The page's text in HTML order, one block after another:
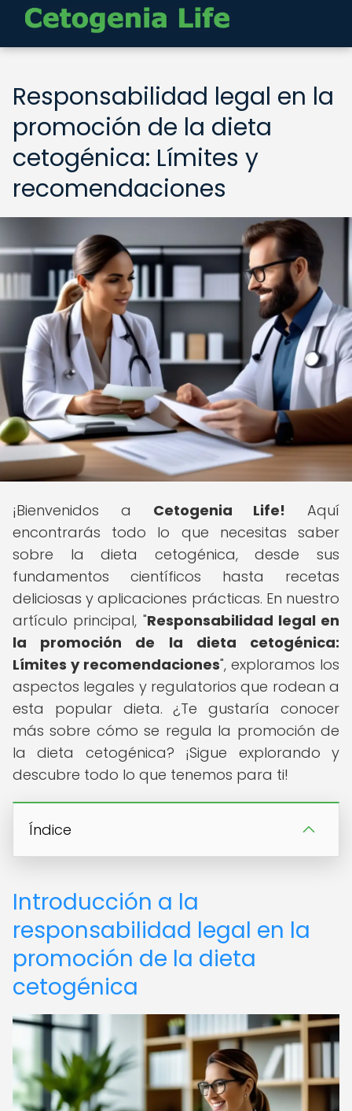
Responsabilidad legal en la
promoción de la dieta
cetogénica: Límites y
recomendaciones
¡Bienvenidos a Cetogenia Life! Aquí
encontrarás todo lo que necesitas saber
sobre la dieta cetogénica, desde sus
fundamentos científicos hasta recetas
deliciosas y aplicaciones prácticas. En nuestro
artículo principal, "Responsabilidad legal en
la promoción de la dieta cetogénica:
Límites y recomendaciones", exploramos los
aspectos legales y regulatorios que rodean a
esta popular dieta. ¿Te gustaría conocer
más sobre cómo se regula la promoción de
la dieta cetogénica? ¡Sigue explorando y
descubre todo lo que tenemos para ti!
Índice
Introducción a la
responsabilidad legal en la
promoción de la dieta
cetogénica